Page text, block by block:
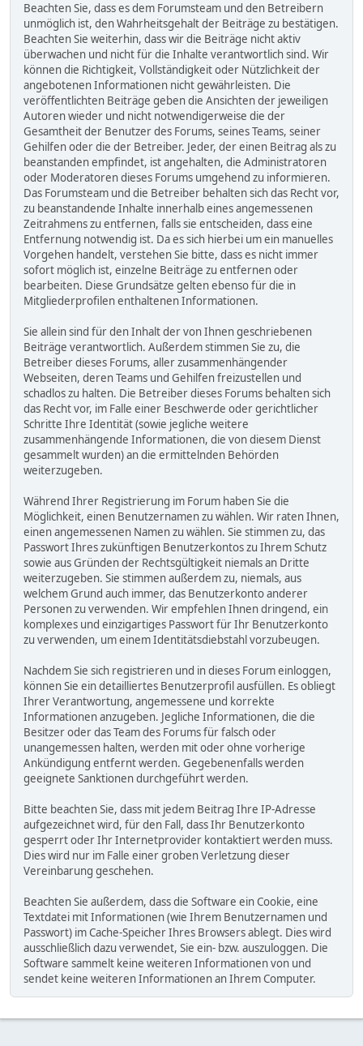
Beachten Sie, dass es dem Forumsteam und den Betreibern
unmöglich ist, den Wahrheitsgehalt der Beiträge zu bestätigen.
Beachten Sie weiterhin, dass wir die Beiträge nicht aktiv
überwachen und nicht für die Inhalte verantwortlich sind. Wir
können die Richtigkeit, Vollständigkeit oder Nützlichkeit der
angebotenen Informationen nicht gewährleisten. Die
veröffentlichten Beiträge geben die Ansichten der jeweiligen
Autoren wieder und nicht notwendigerweise die der
Gesamtheit der Benutzer des Forums, seines Teams, seiner
Gehilfen oder die der Betreiber. Jeder, der einen Beitrag als zu
beanstanden empfindet, ist angehalten, die Administratoren
oder Moderatoren dieses Forums umgehend zu informieren.
Das Forumsteam und die Betreiber behalten sich das Recht vor,
zu beanstandende Inhalte innerhalb eines angemessenen
Zeitrahmens zu entfernen, falls sie entscheiden, dass eine
Entfernung notwendig ist. Da es sich hierbei um ein manuelles
Vorgehen handelt, verstehen Sie bitte, dass es nicht immer
sofort möglich ist, einzelne Beiträge zu entfernen oder
bearbeiten. Diese Grundsätze gelten ebenso für die in
Mitgliederprofilen enthaltenen Informationen.
Sie allein sind für den Inhalt der von Ihnen geschriebenen
Beiträge verantwortlich. Außerdem stimmen Sie zu, die
Betreiber dieses Forums, aller zusammenhängender
Webseiten, deren Teams und Gehilfen freizustellen und
schadlos zu halten. Die Betreiber dieses Forums behalten sich
das Recht vor, im Falle einer Beschwerde oder gerichtlicher
Schritte Ihre Identität (sowie jegliche weitere
zusammenhängende Informationen, die von diesem Dienst
gesammelt wurden) an die ermittelnden Behörden
weiterzugeben.
Während Ihrer Registrierung im Forum haben Sie die
Möglichkeit, einen Benutzernamen zu wählen. Wir raten Ihnen,
einen angemessenen Namen zu wählen. Sie stimmen zu, das
Passwort Ihres zukünftigen Benutzerkontos zu Ihrem Schutz
sowie aus Gründen der Rechtsgültigkeit niemals an Dritte
weiterzugeben. Sie stimmen außerdem zu, niemals, aus
welchem Grund auch immer, das Benutzerkonto anderer
Personen zu verwenden. Wir empfehlen Ihnen dringend, ein
komplexes und einzigartiges Passwort für Ihr Benutzerkonto
zu verwenden, um einem Identitätsdiebstahl vorzubeugen.
Nachdem Sie sich registrieren und in dieses Forum einloggen,
können Sie ein detailliertes Benutzerprofil ausfüllen. Es obliegt
Ihrer Verantwortung, angemessene und korrekte
Informationen anzugeben. Jegliche Informationen, die die
Besitzer oder das Team des Forums für falsch oder
unangemessen halten, werden mit oder ohne vorherige
Ankündigung entfernt werden. Gegebenenfalls werden
geeignete Sanktionen durchgeführt werden.
Bitte beachten Sie, dass mit jedem Beitrag Ihre IP-Adresse
aufgezeichnet wird, für den Fall, dass Ihr Benutzerkonto
gesperrt oder Ihr Internetprovider kontaktiert werden muss.
Dies wird nur im Falle einer groben Verletzung dieser
Vereinbarung geschehen.
Beachten Sie außerdem, dass die Software ein Cookie, eine
Textdatei mit Informationen (wie Ihrem Benutzernamen und
Passwort) im Cache-Speicher Ihres Browsers ablegt. Dies wird
ausschließlich dazu verwendet, Sie ein- bzw. auszuloggen. Die
Software sammelt keine weiteren Informationen von und
sendet keine weiteren Informationen an Ihrem Computer.